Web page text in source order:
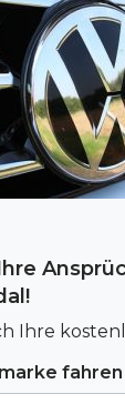
Ihre
fahren